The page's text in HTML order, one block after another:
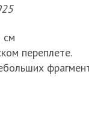
см
переплете.